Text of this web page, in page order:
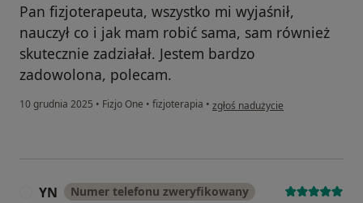
Pan fizjoterapeuta, wszystko mi wyjaśnił,
nauczył co i jak mam robić sama, sam również
skutecznie zadziałał. Jestem bardzo
zadowolona, polecam.
10 grudnia 2025 • Fizjo One • fizjoterapia • w opinii użytkownika Iwona
zgłoś nadużycie
YN Numer telefonu zweryfikowany